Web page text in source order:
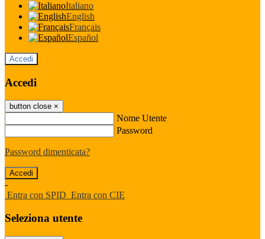
Italiano
English
Français
Español
Accedi
Accedi
button close ×
Nome Utente
Password
Password dimenticata?
-
Entra con SPID Entra con CIE
Seleziona utente